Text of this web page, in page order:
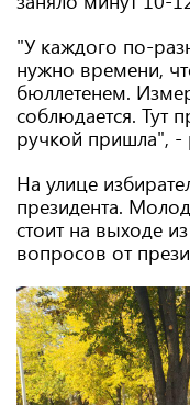
"У каждого по-
нужно времени,
бюллетенем.
соблюдается. Тут
ручкой пришла", -
На улице
президента.
стоит на выходе
вопросов от